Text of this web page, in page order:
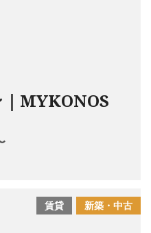
MYKONOS
新築・中古
賃貸